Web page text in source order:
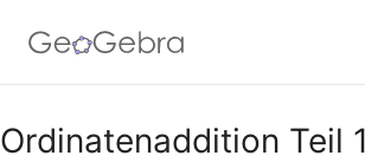
Google Classroom
Ordinatenaddition Teil 1